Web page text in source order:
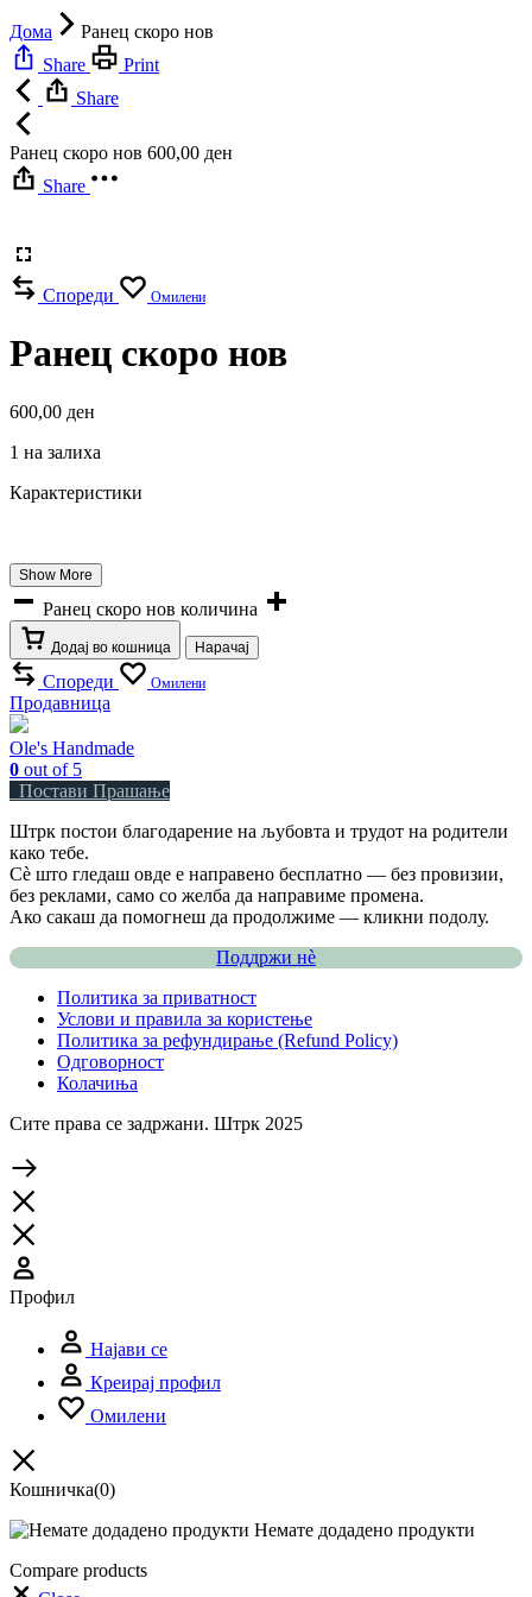
Дома
Ранец скоро нов
Share
Print
Share
Ранец скоро нов 600,00 ден
Share
Спореди Омилени
Ранец скоро нов
600,00 ден
1 на залиха
Карактеристики
Show More
Ранец скоро нов количина
Додај во кошница Нарачај
Спореди Омилени
Продавница
Ole's Handmade
0 out of 5
Постави Прашање
Штрк постои благодарение на љубовта и трудот на родители
како тебе.
Сè што гледаш овде е направено бесплатно — без провизии,
без реклами, само со желба да направиме промена.
Ако сакаш да помогнеш да продолжиме — кликни подолу.
Поддржи нѐ
Политика за приватност
Услови и правила за користење
Политика за рефундирање (Refund Policy)
Одговорност
Колачиња
Сите права се задржани. Штрк 2025
Профил
Најави се
Креирај профил
Омилени
Кошничка(0)
Немате додадено продукти
Compare products